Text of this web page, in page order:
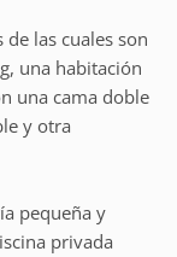
las cuales son
una habitación
una cama doble
y otra
pequeña y
privada